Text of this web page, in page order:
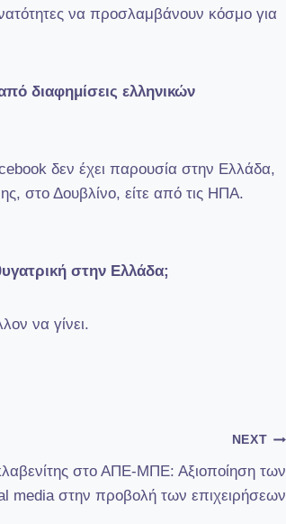
να προσλαμβάνουν κόσμο για
διαφημίσεις ελληνικών
δεν έχει παρουσία στην Ελλάδα,
στο Δουβλίνο, είτε από τις ΗΠΑ.
στην Ελλάδα;
να γίνει.
NEXT
στο ΑΠΕ-ΜΠΕ: Αξιοποίηση των
media στην προβολή των επιχειρήσεων